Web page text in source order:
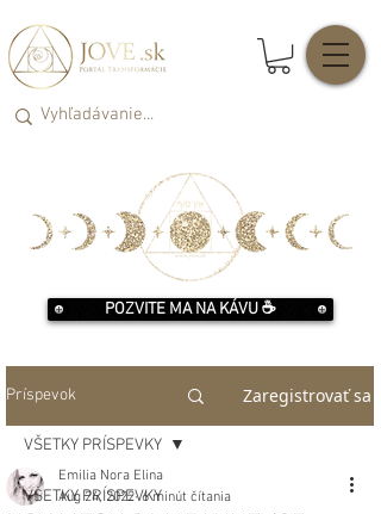
POZVITE MA NA KÁVU ☕️
Príspevok Zaregistrovať sa
VŠETKY PRÍSPEVKY
VŠETKY PRÍSPEVKY
Emilia Nora Elina
Aug 24, 2022 6 minút čítania